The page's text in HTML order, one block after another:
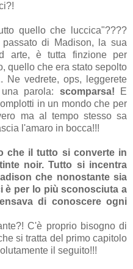
quello che luccica"????
di Madison, la sua
arte, è tutta finzione per
quello che era stato sepolto
Ne vedrete, ops, leggerete
parola: scomparsa! E
in un mondo che per
ma al tempo stesso sa
l'amaro in bocca!!!
che il tutto si converte in
noir. Tutto si incentra
che nonostante sia
è per lo più sconosciuta a
di conoscere ogni
C'è proprio bisogno di
si tratta del primo capitolo
il seguito!!!